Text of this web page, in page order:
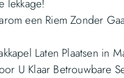
lekkage!
een Riem Zonder
Laten Plaatsen in
U Klaar Betrouwbare